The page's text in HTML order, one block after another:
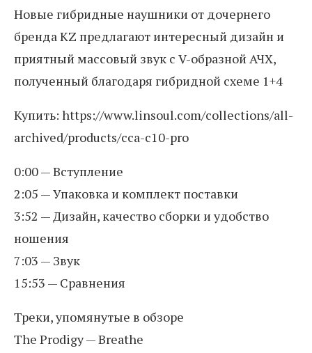
Новые гибридные наушники от дочернего
бренда KZ предлагают интересный дизайн и
приятный массовый звук с V-образной АЧХ,
полученный благодаря гибридной схеме 1+4
Купить: https://www.linsoul.com/collections/all-
archived/products/cca-c10-pro
0:00 — Вступление
2:05 — Упаковка и комплект поставки
3:52 — Дизайн, качество сборки и удобство
ношения
7:03 — Звук
15:53 — Сравнения
Треки, упомянутые в обзоре
The Prodigy — Breathe